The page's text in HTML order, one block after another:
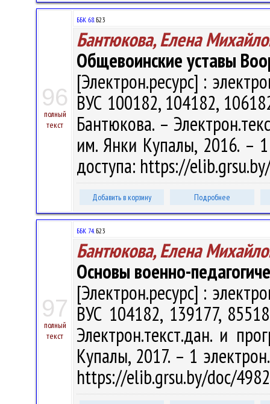
96
полный
текст
ББК 68.Б23
Бантюкова, Елена
Общевоинские уставы
[Электрон.ресурс] :
ВУС 100182, 104182,
Бантюкова. –
им. Янки Купалы, 2016. –
доступа: https://
Добавить в корзину Подробнее
97
полный
текст
ББК 74.Б23
Бантюкова, Елена
Основы военно-
[Электрон.ресурс] :
ВУС 104182, 139177,
Электрон.текст.дан. и
Купалы, 2017. – 1
https://elib.grsu.by/doc/